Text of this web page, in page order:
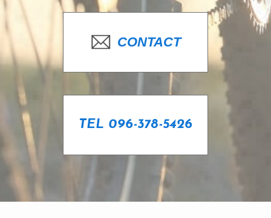
CONTACT
TEL 096-378-5426